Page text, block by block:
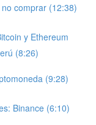
comprar (12:38)
y Ethereum
(8:26)
(9:28)
Binance (6:10)